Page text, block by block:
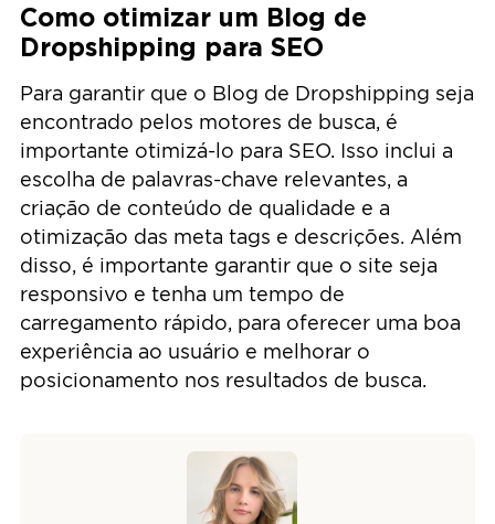
Como otimizar um Blog de
Dropshipping para SEO
Para garantir que o Blog de Dropshipping seja
encontrado pelos motores de busca, é
importante otimizá-lo para SEO. Isso inclui a
escolha de palavras-chave relevantes, a
criação de conteúdo de qualidade e a
otimização das meta tags e descrições. Além
disso, é importante garantir que o site seja
responsivo e tenha um tempo de
carregamento rápido, para oferecer uma boa
experiência ao usuário e melhorar o
posicionamento nos resultados de busca.